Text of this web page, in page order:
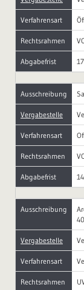
Verfahrensart
Rechtsrahmen
Abgabefrist
Ausschreibung
Vergabestelle
Verfahrensart
Rechtsrahmen
Abgabefrist
Ausschreibung
Vergabestelle
Verfahrensart
Rechtsrahmen